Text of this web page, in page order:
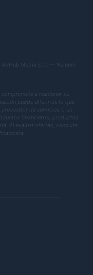
Media S.r.l. — Número
a mantener su
puede diferir de lo que
de servicios o un
financieros, productos
Al evaluar ofertas, consulte